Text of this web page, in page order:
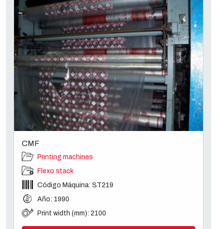
CMF
Printing machines
Flexo stack
Código Máquina: ST219
Año: 1990
Print width (mm): 2100